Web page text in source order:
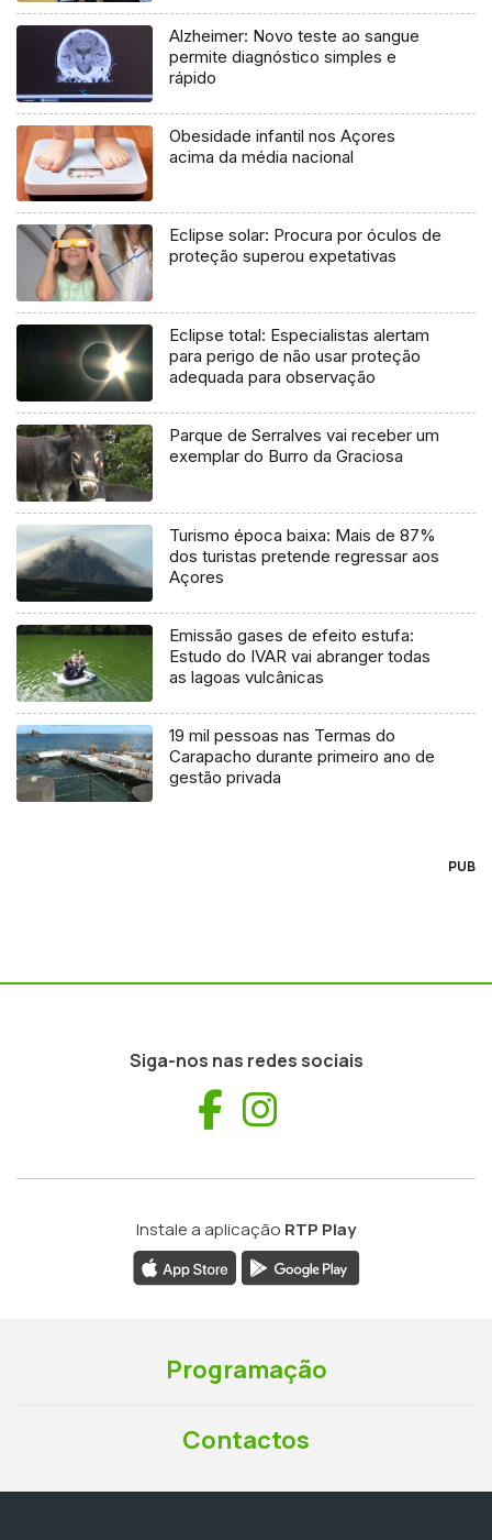
Alzheimer: Novo teste ao sangue
permite diagnóstico simples e
rápido
Obesidade infantil nos Açores
acima da média nacional
Eclipse solar: Procura por óculos de
proteção superou expetativas
Eclipse total: Especialistas alertam
para perigo de não usar proteção
adequada para observação
Parque de Serralves vai receber um
exemplar do Burro da Graciosa
Turismo época baixa: Mais de 87%
dos turistas pretende regressar aos
Açores
Emissão gases de efeito estufa:
Estudo do IVAR vai abranger todas
as lagoas vulcânicas
19 mil pessoas nas Termas do
Carapacho durante primeiro ano de
gestão privada
PUB
Siga-nos nas redes sociais
Facebook
Instale a aplicação RTP Play
Programação
Contactos